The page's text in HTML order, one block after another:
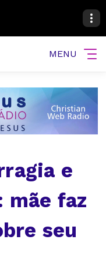
Dead)
MENU
e
faz
seu